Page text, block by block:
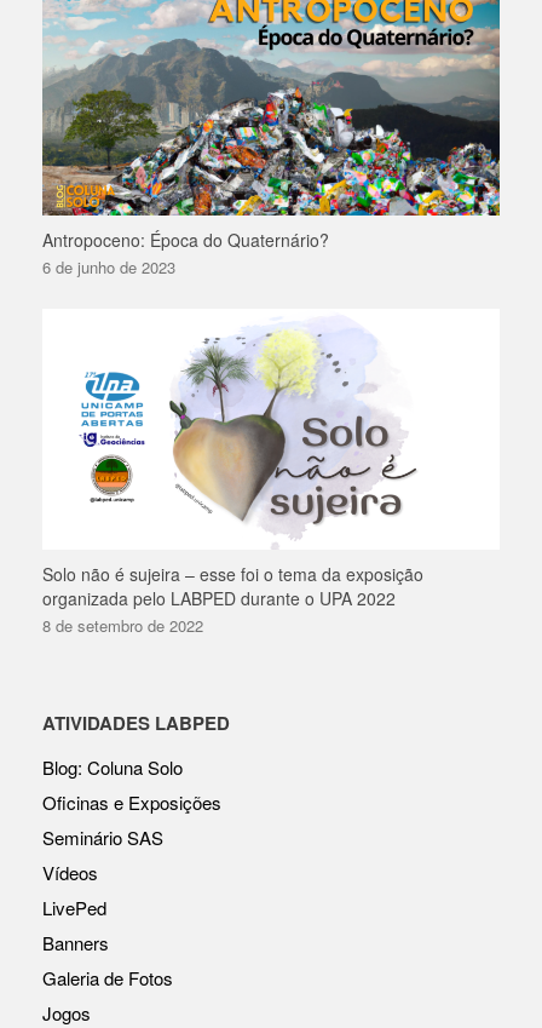
Antropoceno: Época do Quaternário?
6 de junho de 2023
Solo não é sujeira – esse foi o tema da exposição
organizada pelo LABPED durante o UPA 2022
8 de setembro de 2022
ATIVIDADES LABPED
Blog: Coluna Solo
Oficinas e Exposições
Seminário SAS
Vídeos
LivePed
Banners
Galeria de Fotos
Jogos